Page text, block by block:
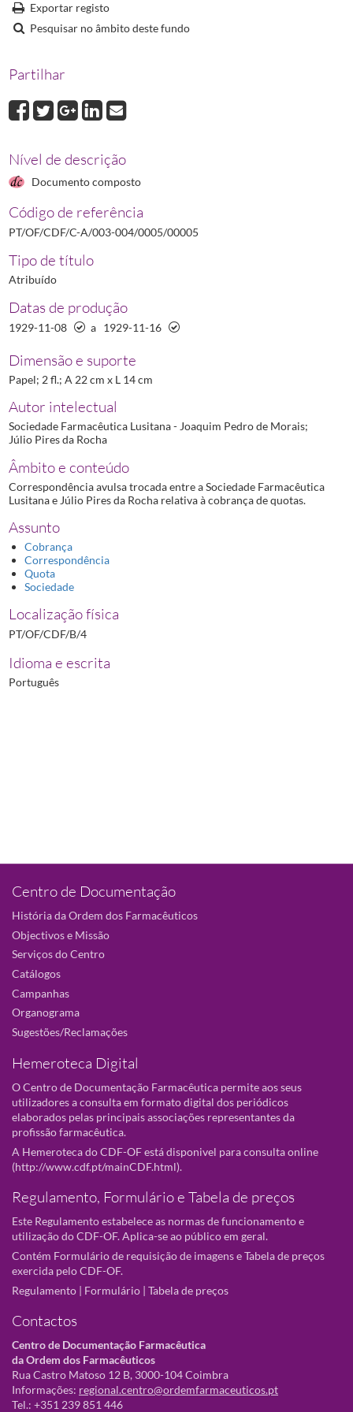
Exportar registo
Pesquisar no âmbito deste fundo
Partilhar
Nível de descrição
Documento composto
Código de referência
PT/OF/CDF/C-A/003-004/0005/00005
Tipo de título
Atribuído
Datas de produção
1929-11-08 a 1929-11-16
Dimensão e suporte
Papel; 2 fl.; A 22 cm x L 14 cm
Autor intelectual
Sociedade Farmacêutica Lusitana - Joaquim Pedro de Morais;
Júlio Pires da Rocha
Âmbito e conteúdo
Correspondência avulsa trocada entre a Sociedade Farmacêutica
Lusitana e Júlio Pires da Rocha relativa à cobrança de quotas.
Assunto
Cobrança
Correspondência
Quota
Sociedade
Localização física
PT/OF/CDF/B/4
Idioma e escrita
Português
Centro de Documentação
História da Ordem dos Farmacêuticos
Objectivos e Missão
Serviços do Centro
Catálogos
Campanhas
Organograma
Sugestões/Reclamações
Hemeroteca Digital
O Centro de Documentação Farmacêutica permite aos seus
utilizadores a consulta em formato digital dos periódicos
elaborados pelas principais associações representantes da
profissão farmacêutica.
A Hemeroteca do CDF-OF está disponivel para consulta online
(http://www.cdf.pt/mainCDF.html).
Regulamento, Formulário e Tabela de preços
Este Regulamento estabelece as normas de funcionamento e
utilização do CDF-OF. Aplica-se ao público em geral.
Contém Formulário de requisição de imagens e Tabela de preços
exercida pelo CDF-OF.
Regulamento | Formulário | Tabela de preços
Contactos
Centro de Documentação Farmacêutica
da Ordem dos Farmacêuticos
Rua Castro Matoso 12 B, 3000-104 Coimbra
Informações: regional.centro@ordemfarmaceuticos.pt
Tel.: +351 239 851 446